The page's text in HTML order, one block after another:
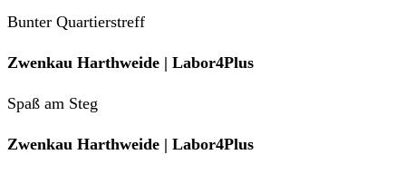
Bunter Quartierstreff
Zwenkau Harthweide | Labor4Plus
Spaß am Steg
Zwenkau Harthweide | Labor4Plus